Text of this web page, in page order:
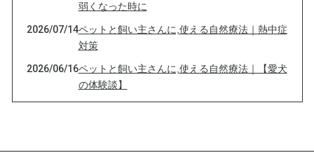
弱くなった時に
2026/07/14ペットと飼い主さんに,使える自然療法｜熱中症
対策
2026/06/16ペットと飼い主さんに,使える自然療法｜【愛犬
の体験談】